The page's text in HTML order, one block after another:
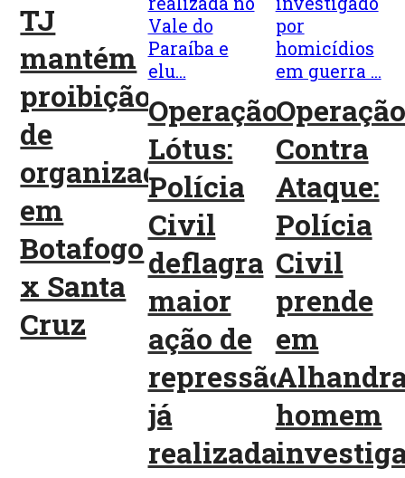
TJ
mantém
proibição
de
organizadas
em
Botafogo
x Santa
Cruz
Operação
Lótus:
Polícia
Civil
deflagra
maior
ação de
repressão
já
realizada
Operação
Contra
Ataque:
Polícia
Civil
prende
em
homem